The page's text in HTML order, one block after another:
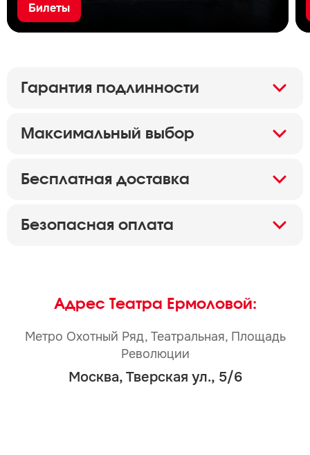
Билеты
Гарантия подлинности
Максимальный выбор
Бесплатная доставка
Безопасная оплата
Адрес Театра Ермоловой:
Метро Охотный Ряд, Театральная, Площадь
Революции
Москва, Тверская ул., 5/6